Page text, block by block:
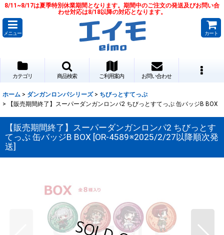
8/11~8/17は夏季特別休業期間となります。期間中のご注文の発送及びお問い合
わせ対応は8/18以降の対応となります。
メニュー カート
カテゴリ 商品検索 ご利用案内 お問い合わせ
ホーム > ダンガンロンパシリーズ > ちびっとすてっぷ
>
【販売期間終了】スーパーダンガンロンパ2 ちびっとすてっぷ 缶バッジB BOX
【販売期間終了】スーパーダンガンロンパ2 ちびっとす
てっぷ 缶バッジB BOX [OR-4589※2025/2/27以降順次発
送]